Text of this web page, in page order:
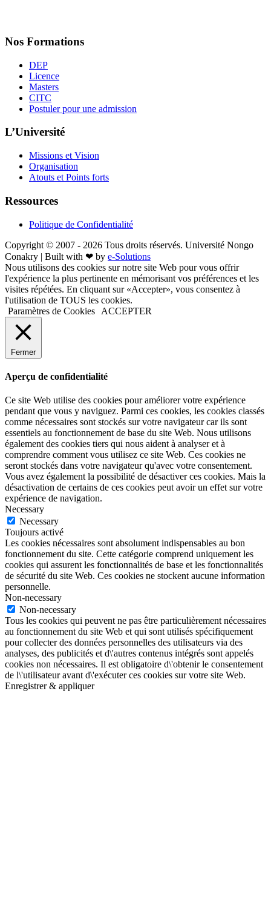
Nos Formations
DEP
Licence
Masters
CITC
Postuler pour une admission
L’Université
Missions et Vision
Organisation
Atouts et Points forts
Ressources
Politique de Confidentialité
Copyright © 2007 - 2026 Tous droits réservés. Université Nongo
Conakry | Built with ❤ by e-Solutions
Nous utilisons des cookies sur notre site Web pour vous offrir
l'expérience la plus pertinente en mémorisant vos préférences et les
visites répétées. En cliquant sur «Accepter», vous consentez à
l'utilisation de TOUS les cookies.
Paramètres de Cookies
ACCEPTER
Fermer
Aperçu de confidentialité
Ce site Web utilise des cookies pour améliorer votre expérience
pendant que vous y naviguez. Parmi ces cookies, les cookies classés
comme nécessaires sont stockés sur votre navigateur car ils sont
essentiels au fonctionnement de base du site Web. Nous utilisons
également des cookies tiers qui nous aident à analyser et à
comprendre comment vous utilisez ce site Web. Ces cookies ne
seront stockés dans votre navigateur qu'avec votre consentement.
Vous avez également la possibilité de désactiver ces cookies. Mais la
désactivation de certains de ces cookies peut avoir un effet sur votre
expérience de navigation.
Necessary
Necessary
Toujours activé
Les cookies nécessaires sont absolument indispensables au bon
fonctionnement du site. Cette catégorie comprend uniquement les
cookies qui assurent les fonctionnalités de base et les fonctionnalités
de sécurité du site Web. Ces cookies ne stockent aucune information
personnelle.
Non-necessary
Non-necessary
Tous les cookies qui peuvent ne pas être particulièrement nécessaires
au fonctionnement du site Web et qui sont utilisés spécifiquement
pour collecter des données personnelles des utilisateurs via des
analyses, des publicités et d\'autres contenus intégrés sont appelés
cookies non nécessaires. Il est obligatoire d\'obtenir le consentement
de l\'utilisateur avant d\'exécuter ces cookies sur votre site Web.
Enregistrer & appliquer